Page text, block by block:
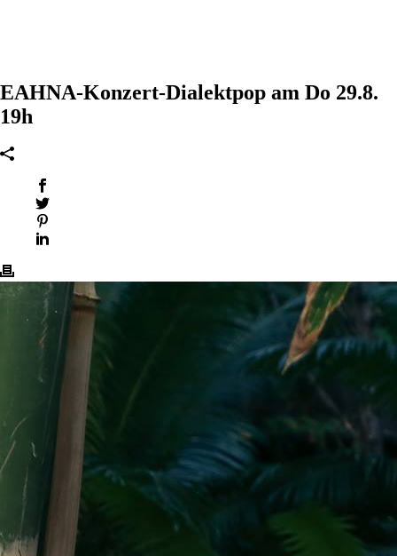
EAHNA-Konzert-Dialektpop am Do 29.8.
19h